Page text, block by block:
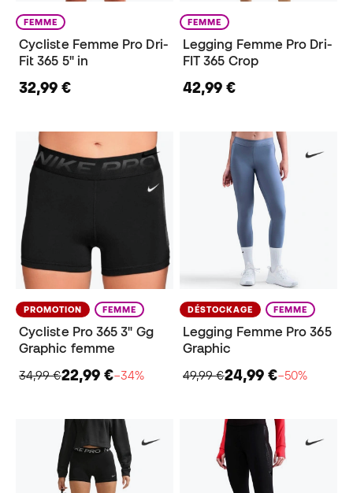
FEMME
Cycliste Femme Pro Dri-
Fit 365 5" in
32,99 €
FEMME
Legging Femme Pro Dri-
FIT 365 Crop
42,99 €
PROMOTION FEMME
Cycliste Pro 365 3" Gg
Graphic femme
34,99 €22,99 €−34%
DÉSTOCKAGE FEMME
Legging Femme Pro 365
Graphic
49,99 €24,99 €−50%